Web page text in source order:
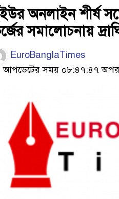
অনলাইন শীর্ষ
সমালোচনায়
EuroBanglaTimes
আপডেটের সময় ০৮:৪৭:৪৭